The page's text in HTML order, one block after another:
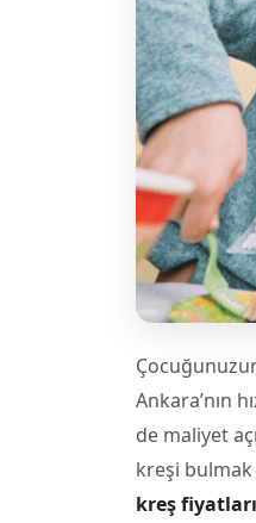
Ankara’nın
de maliyet
kreşi
kreş fiyatları